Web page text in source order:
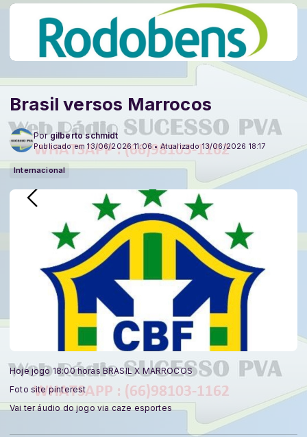
Brasil versos Marrocos
Porgilberto schmidt
Publicado em 13/06/2026 11:06 • Atualizado 13/06/2026 18:17
Internacional
Hoje jogo 18:00 horas BRASIL X MARROCOS
Foto site pinterest
Vai ter áudio do jogo via caze esportes